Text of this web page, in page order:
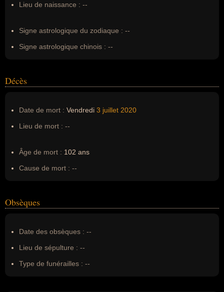
Erreurs d'écriture : --
Lieu de naissance : --
Signe astrologique du zodiaque : --
Signe astrologique chinois : --
Décès
Date de mort : Vendredi 3 juillet 2020
Lieu de mort : --
Âge de mort : 102 ans
Cause de mort : --
Obsèques
Date des obsèques : --
Lieu de sépulture : --
Type de funérailles : --